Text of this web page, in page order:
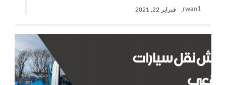
rwan1 فبراير 22, 2021